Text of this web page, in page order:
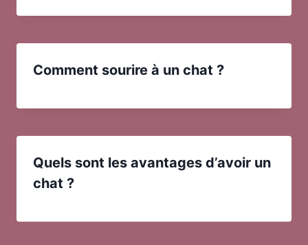
Comment sourire à un chat ?
Quels sont les avantages d’avoir un
chat ?